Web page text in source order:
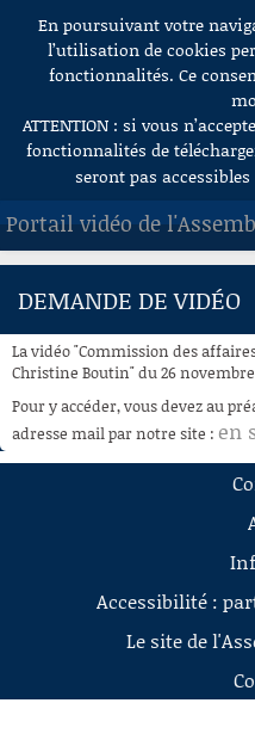
Aller au contenu
En poursuivant votre
l’utilisation de cookies
fonctionnalités. Ce
ATTENTION : si vous
fonctionnalités de
seront pas accessibles
Portail vidéo de
ACCUEIL
À LA DEMANDE
RECHERCHE
AIDE À LA DÉCOUPE
DEMANDE DE VIDÉO
La vidéo "Commission des
Christine Boutin" du 26
Pour y accéder, vous devez au
adresse mail par notre site : en
Accessibilité :
Le site de